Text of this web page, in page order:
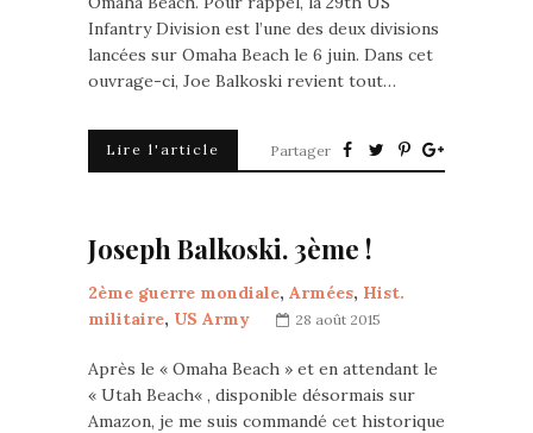
Infantry Division est l’une des deux divisions
lancées sur Omaha Beach le 6 juin. Dans cet
ouvrage-ci, Joe Balkoski revient tout…
Lire l'article Partager
Joseph Balkoski. 3ème !
2ème guerre mondiale, Armées, Hist.
militaire, US Army 28 août 2015
Après le « Omaha Beach » et en attendant le
« Utah Beach« , disponible désormais sur
Amazon, je me suis commandé cet historique